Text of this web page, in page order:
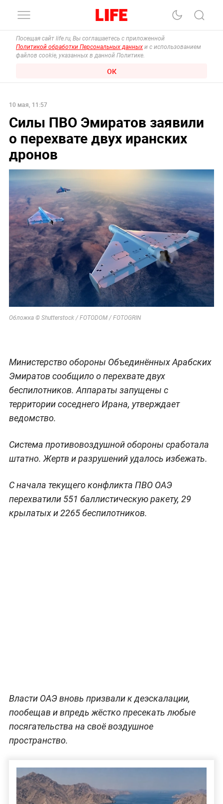
Посещая сайт life.ru, Вы соглашаетесь с приложенной
Политикой обработки Персональных данных и с использованием
файлов cookie, указанных в данной Политике.
ОК
10 мая, 11:57
Силы ПВО Эмиратов заявили
о перехвате двух иранских
дронов
Обложка © Shutterstock / FOTODOM / FOTOGRIN
Министерство обороны Объединённых Арабских
Эмиратов сообщило о перехвате двух
беспилотников. Аппараты запущены с
территории соседнего Ирана, утверждает
ведомство.
Система противовоздушной обороны сработала
штатно. Жертв и разрушений удалось избежать.
С начала текущего конфликта ПВО ОАЭ
перехватили 551 баллистическую ракету, 29
крылатых и 2265 беспилотников.
Власти ОАЭ вновь призвали к деэскалации,
пообещав и впредь жёстко пресекать любые
посягательства на своё воздушное
пространство.